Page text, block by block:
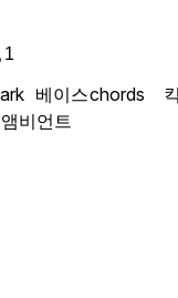
1
베이스chords
앰비언트